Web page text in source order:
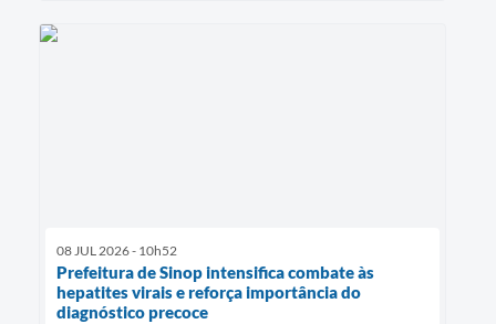
08 JUL 2026 - 10h52
Prefeitura de Sinop intensifica combate às
hepatites virais e reforça importância do
diagnóstico precoce